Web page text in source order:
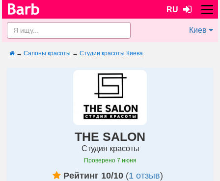
RU
Киев
→ Салоны красоты → Студии красоты Киева
THE SALON
Студия красоты
Проверено 7 июня
Рейтинг 10/10(1 отзыв)